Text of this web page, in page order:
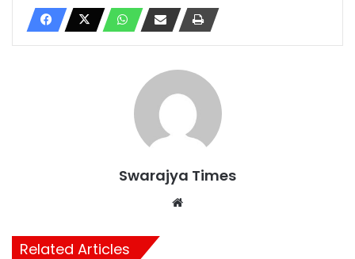
Swarajya Times
Related Articles